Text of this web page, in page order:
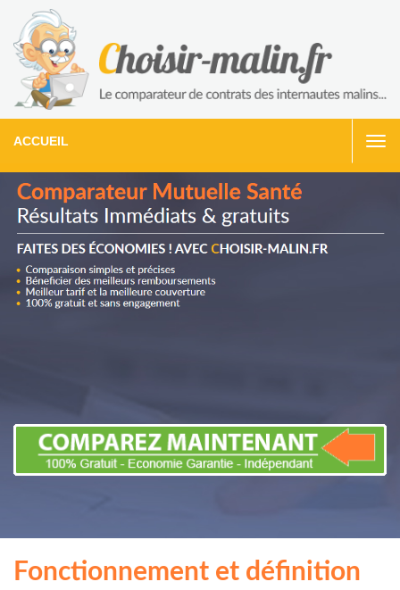
ACCUEIL
Fonctionnement et définition